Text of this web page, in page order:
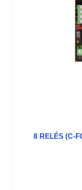
8 RELÉS (C-